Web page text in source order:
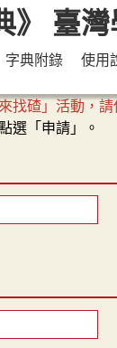
字典附錄 使用
找碴」活動，請
選「申請」。